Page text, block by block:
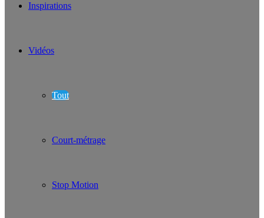
Inspirations
Vidéos
Tout
Court-métrage
Stop Motion